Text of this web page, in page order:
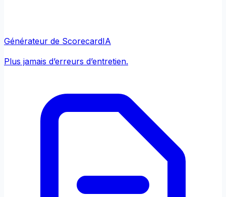
Générateur de ScorecardIA
Plus jamais d’erreurs d’entretien.